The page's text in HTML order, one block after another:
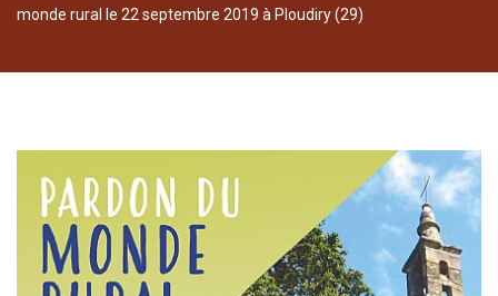
monde rural le 22 septembre 2019 à Ploudiry (29)